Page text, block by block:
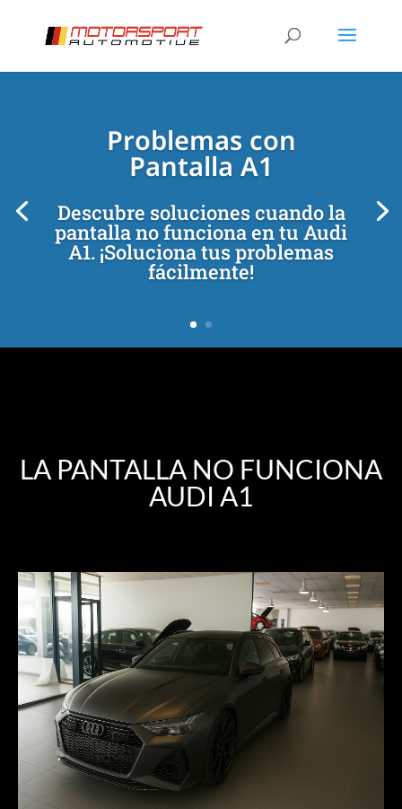
Problemas con
Pantalla A1
Descubre soluciones cuando la
pantalla no funciona en tu Audi
A1. ¡Soluciona tus problemas
fácilmente!
LA PANTALLA NO FUNCIONA
AUDI A1